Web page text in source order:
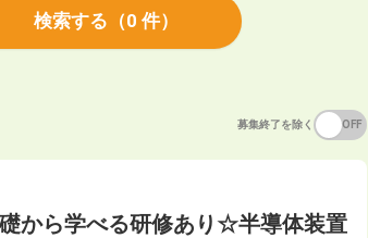
検索する （0 件）
募集終了を除く OFF
から学べる研修あり☆半導体装置